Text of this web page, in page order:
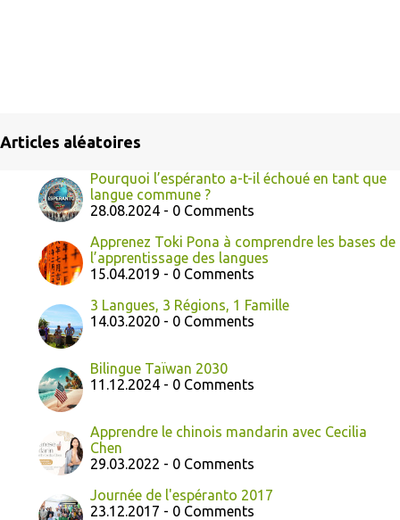
Articles aléatoires
Pourquoi l’espéranto a-t-il échoué en tant que
langue commune ?
28.08.2024 - 0 Comments
Apprenez Toki Pona à comprendre les bases de
l’apprentissage des langues
15.04.2019 - 0 Comments
3 Langues, 3 Régions, 1 Famille
14.03.2020 - 0 Comments
Bilingue Taïwan 2030
11.12.2024 - 0 Comments
Apprendre le chinois mandarin avec Cecilia
Chen
29.03.2022 - 0 Comments
Journée de l'espéranto 2017
23.12.2017 - 0 Comments